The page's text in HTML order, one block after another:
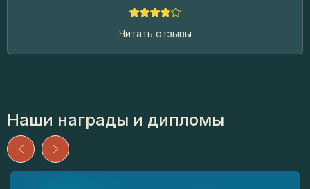
Читать отзывы
Наши награды и дипломы